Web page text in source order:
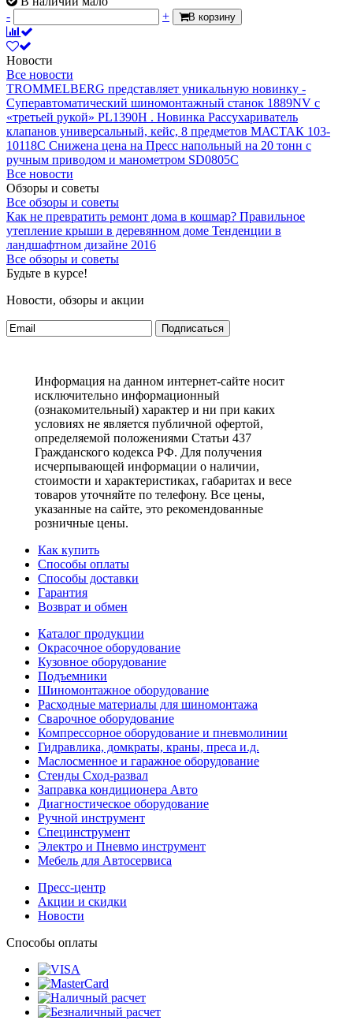
-
+ В корзину
Новости
Все новости
TROMMELBERG представляет уникальную новинку -
Суперавтоматический шиномонтажный станок 1889NV с
«третьей рукой» PL1390H . Новинка Рассухариватель
клапанов универсальный, кейс, 8 предметов МАСТАК 103-
10118C Снижена цена на Пресс напольный на 20 тонн с
ручным приводом и манометром SD0805C
Все новости
Обзоры и советы
Все обзоры и советы
Как не превратить ремонт дома в кошмар? Правильное
утепление крыши в деревянном доме Тенденции в
ландшафтном дизайне 2016
Все обзоры и советы
Будьте в курсе!
Новости, обзоры и акции
Подписаться
Информация на данном интернет-сайте носит
исключительно информационный
(ознакомительный) характер и ни при каких
условиях не является публичной офертой,
определяемой положениями Статьи 437
Гражданского кодекса РФ. Для получения
исчерпывающей информации о наличии,
стоимости и характеристиках, габаритах и весе
товаров уточняйте по телефону. Все цены,
указанные на сайте, это рекомендованные
розничные цены.
Как купить
Способы оплаты
Способы доставки
Гарантия
Возврат и обмен
Каталог продукции
Окрасочное оборудование
Кузовное оборудование
Подъемники
Шиномонтажное оборудование
Расходные материалы для шиномонтажа
Сварочное оборудование
Компрессорное оборудование и пневмолинии
Гидравлика, домкраты, краны, преса и.д.
Маслосменное и гаражное оборудование
Стенды Сход-развал
Заправка кондиционера Авто
Диагностическое оборудование
Ручной инструмент
Специнструмент
Электро и Пневмо инструмент
Мебель для Автосервиса
Пресс-центр
Акции и скидки
Новости
Способы оплаты